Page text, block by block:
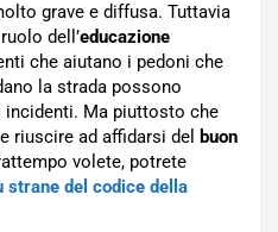
grave e diffusa. Tuttavia
dell’educazione
che aiutano i pedoni che
la strada possono
incidenti. Ma piuttosto che
riuscire ad affidarsi del buon
volete, potrete
strane del codice della